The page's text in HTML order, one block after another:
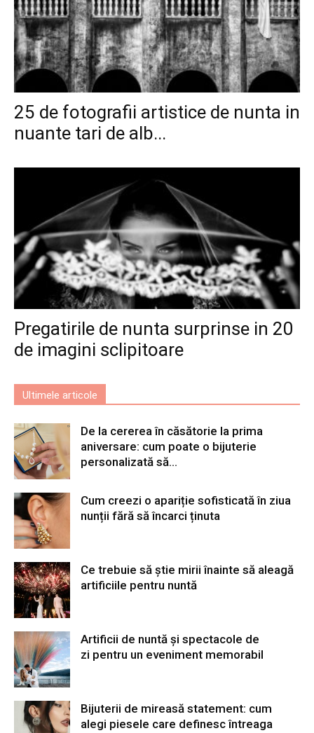
25 de fotografii artistice de nunta in
nuante tari de alb...
Pregatirile de nunta surprinse in 20
de imagini sclipitoare
Ultimele articole
De la cererea în căsătorie la prima
aniversare: cum poate o bijuterie
personalizată să...
Cum creezi o apariție sofisticată în ziua
nunții fără să încarci ținuta
Ce trebuie să știe mirii înainte să aleagă
artificiile pentru nuntă
Artificii de nuntă și spectacole de
zi pentru un eveniment memorabil
Bijuterii de mireasă statement: cum
alegi piesele care definesc întreaga